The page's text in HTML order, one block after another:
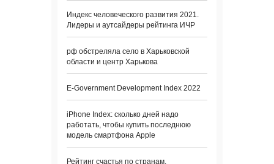
Индекс человеческого развития 2021.
Лидеры и аутсайдеры рейтинга ИЧР
рф обстреляла село в Харьковской
области и центр Харькова
E-Government Development Index 2022
iPhone Index: сколько дней надо
работать, чтобы купить последнюю
модель смартфона Apple
Рейтинг счастья по странам.